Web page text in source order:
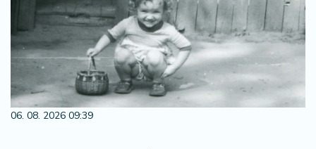
06. 08. 2026 09:39